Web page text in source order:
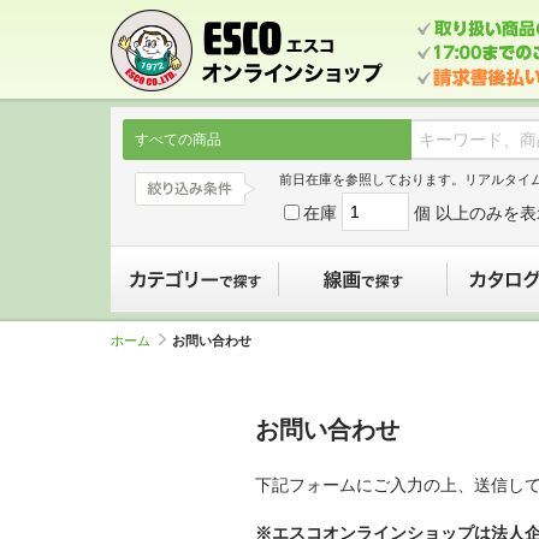
すべての商品
前日在庫を参照しております。リアルタイ
在庫 個 以上のみを
ホーム お問い合わせ
お問い合わせ
下記フォームにご入力の上、送信し
※エスコオンラインショップは法人